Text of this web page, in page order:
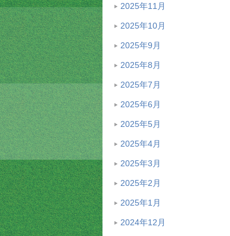
2025年11月
2025年10月
2025年9月
2025年8月
2025年7月
2025年6月
2025年5月
2025年4月
2025年3月
2025年2月
2025年1月
2024年12月